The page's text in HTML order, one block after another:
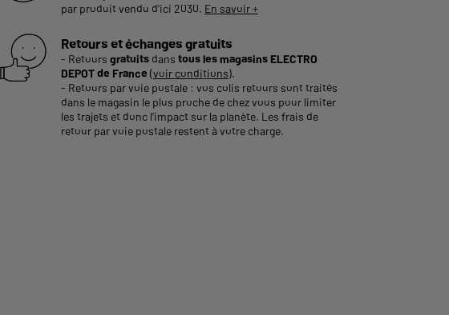
par produit vendu d'ici 2030. En savoir +
Retours et échanges gratuits
- Retours gratuitsdans tous les magasins ELECTRO
DEPOT de France (voir conditions).
- Retours par voie postale : vos colis retours sont traités
dans le magasin le plus proche de chez vous pour limiter
les trajets et donc l’impact sur la planète. Les frais de
retour par voie postale restent à votre charge.